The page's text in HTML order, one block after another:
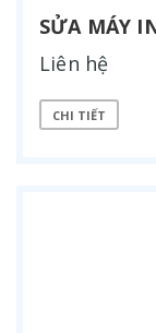
SỬA MÁY
Liên hệ
CHI TIẾT